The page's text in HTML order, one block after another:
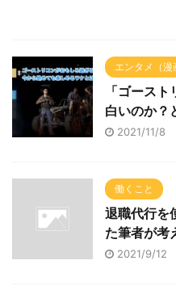
エンタメ（漫
「ゴース
白いのか？
2021/11/8
働くこと
退職代行を
た筆者が考
2021/9/12